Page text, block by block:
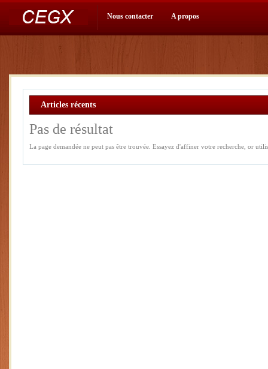
Nous contacter A propos
Articles récents
Pas de résultat
La page demandée ne peut pas être trouvée. Essayez d'affiner votre recherche, or